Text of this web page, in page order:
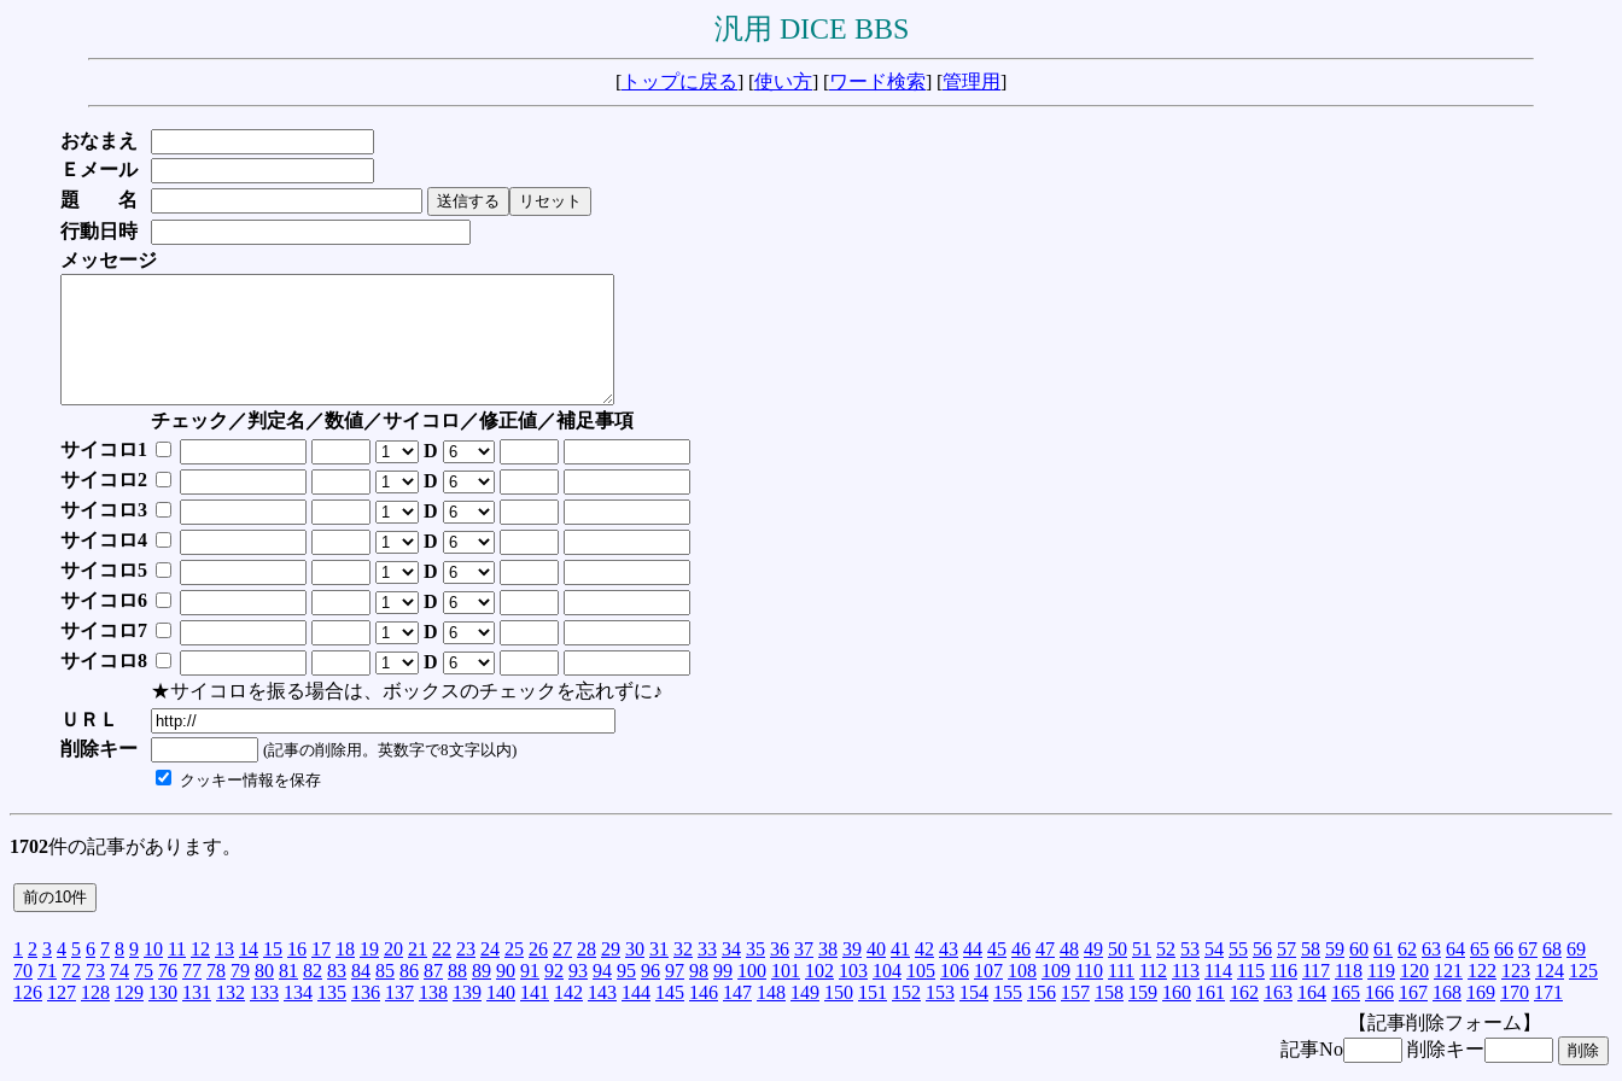
汎用 DICE BBS
[ トップに戻る] [使い方] [ワード検索] [管理用]
おなまえ
Ｅメール
題 名
行動日時
メッセージ
チェック／判定名／数値／サイコロ／修正値／補足事項
サイコロ1
D
サイコロ2
D
サイコロ3
D
サイコロ4
D
サイコロ5
D
サイコロ6
D
サイコロ7
D
サイコロ8
D
★サイコロを振る場合は、ボックスのチェックを忘れずに♪
ＵＲＬ
削除キー
(記事の削除用。英数字で8文字以内)
クッキー情報を保存
1702件の記事があります。
1 2 3 4 5 6 7 8 9 10 11 12 13 14 15 16 17 18 19 20 21 22 23 24 25 26 27 28 29 30 31 32 33 34 35 36 37 38 39 40 41 42 43 44 45 46 47 48 49 50 51 52 53 54 55 56 57 58 59 60 61 62 63 64 65 66 67 68 69
70 71 72 73 74 75 76 77 78 79 80 81 82 83 84 85 86 87 88 89 90 91 92 93 94 95 96 97 98 99 100 101 102 103 104 105 106 107 108 109 110 111 112 113 114 115 116 117 118 119 120 121 122 123 124 125
126 127 128 129 130 131 132 133 134 135 136 137 138 139 140 141 142 143 144 145 146 147 148 149 150 151 152 153 154 155 156 157 158 159 160 161 162 163 164 165 166 167 168 169 170 171
【記事削除フォーム】
記事No
削除キー